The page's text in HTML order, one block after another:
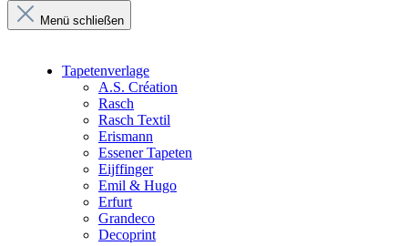
Menü schließen
Tapetenverlage
A.S. Création
Rasch
Rasch Textil
Erismann
Essener Tapeten
Eijffinger
Emil & Hugo
Erfurt
Grandeco
Decoprint